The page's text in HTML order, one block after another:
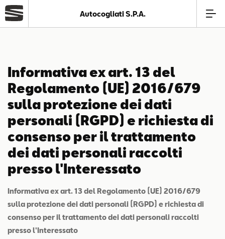
Modelli
Offerte
Service
Business
Contatti
Autocogliati S.P.A.
Informativa ex art. 13 del
Regolamento (UE) 2016/679
sulla protezione dei dati
personali (RGPD) e richiesta di
consenso per il trattamento
dei dati personali raccolti
presso l'Interessato
Informativa ex art. 13 del Regolamento (UE) 2016/679
sulla protezione dei dati personali (RGPD) e richiesta di
consenso per il trattamento dei dati personali raccolti
presso l'Interessato